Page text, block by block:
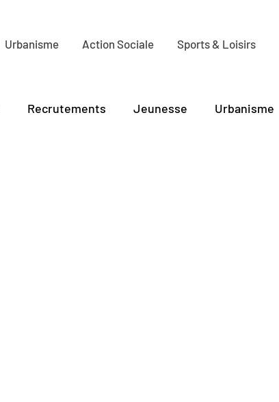
Urbanisme Action Sociale Sports & Loisirs
Recrutements Jeunesse Urbanisme